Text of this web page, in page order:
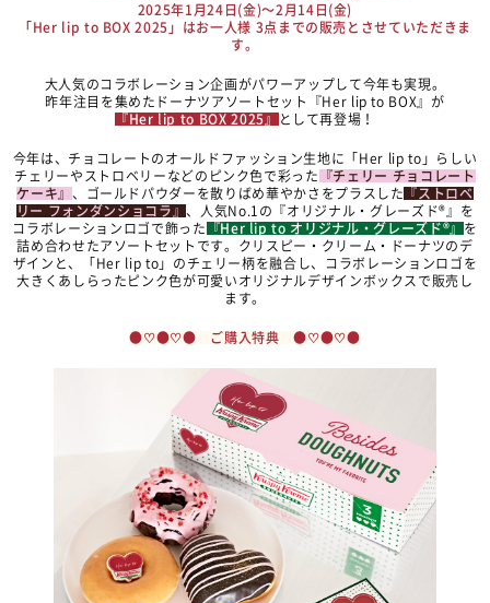
2025年1月24日(金)〜2月14日(金)
「Her lip to BOX 2025」はお一人様 3点までの販売とさせていただきま
す。
大人気のコラボレーション企画がパワーアップして今年も実現。
昨年注目を集めたドーナツアソートセット『Her lip to BOX』が
『Her lip to BOX 2025』
として再登場！
今年は、チョコレートのオールドファッション生地に「Her lip to」らしい
チェリーやストロベリーなどのピンク色で彩った
『チェリー チョコレート
ケーキ』 、ゴールドパウダーを散りばめ華やかさをプラスした
『ストロベ
リー フォンダンショコラ』、人気No.1の『オリジナル・グレーズド®』を
コラボレーションロゴで飾った
『Her lip to オリジナル・グレーズド®』 を
詰め合わせたアソートセットです。クリスピー・クリーム・ドーナツのデ
ザインと、「Her lip to」のチェリー柄を融合し、コラボレーションロゴを
大きくあしらったピンク色が可愛いオリジナルデザインボックスで販売し
ます。
●♡●♡● ご購入特典 ●♡●♡●